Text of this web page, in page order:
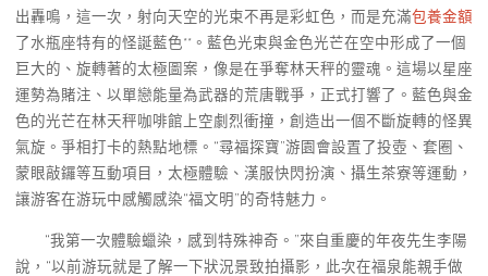
出轟鳴，這一次，射向天空的光束不再是彩虹色，而是充滿包養金額
了水瓶座特有的怪誕藍色**。藍色光束與金色光芒在空中形成了一個
巨大的、旋轉著的太極圖案，像是在爭奪林天秤的靈魂。這場以星座
運勢為賭注、以單戀能量為武器的荒唐戰爭，正式打響了。藍色與金
色的光芒在林天秤咖啡館上空劇烈衝撞，創造出一個不斷旋轉的怪異
氣旋。爭相打卡的熱點地標。“尋福探寶”游園會設置了投壺、套圈、
蒙眼敲鑼等互動項目，太極體驗、漢服快閃扮演、攝生茶寮等運動，
讓游客在游玩中感觸感染“福文明”的奇特魅力。
“我第一次體驗蠟染，感到特殊神奇。”來自重慶的年夜先生李陽
說，“以前游玩就是了解一下狀況景致拍攝影，此次在福泉能親手做